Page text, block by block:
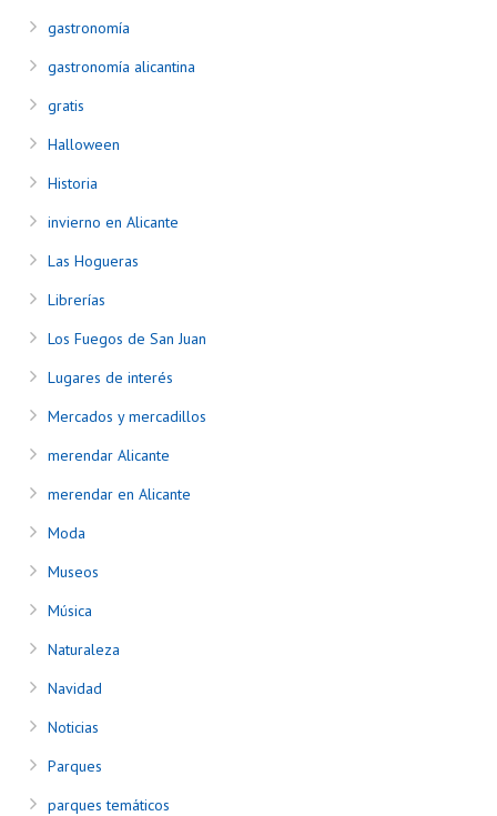
gastronomía
gastronomía alicantina
gratis
Halloween
Historia
invierno en Alicante
Las Hogueras
Librerías
Los Fuegos de San Juan
Lugares de interés
Mercados y mercadillos
merendar Alicante
merendar en Alicante
Moda
Museos
Música
Naturaleza
Navidad
Noticias
Parques
parques temáticos